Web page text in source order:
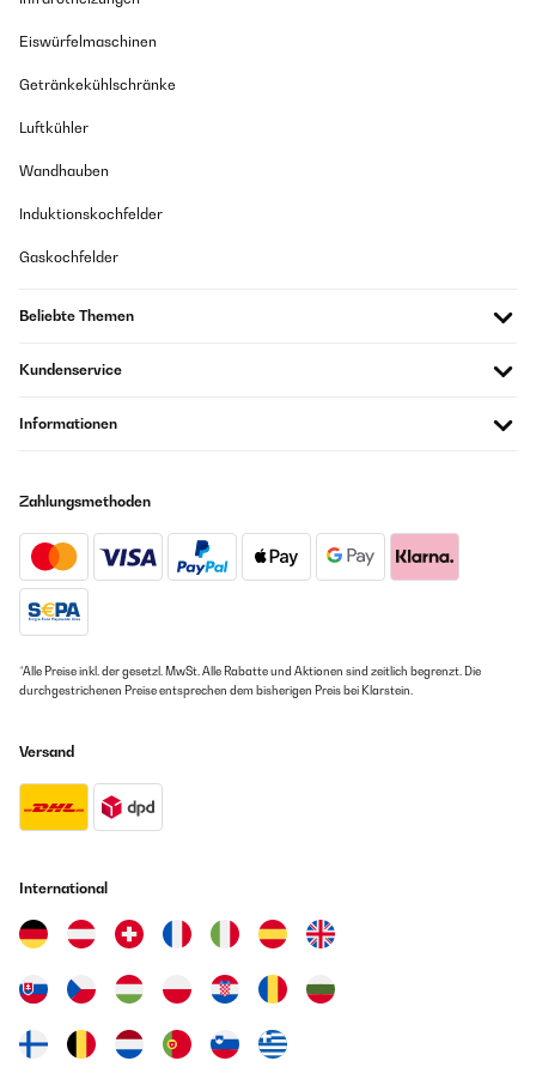
Usuario/a de amazon
Eiswürfelmaschinen
Getränkekühlschränke
Luftkühler
Wandhauben
Induktionskochfelder
Gaskochfelder
Beliebte Themen
Kundenservice
Informationen
Zahlungsmethoden
*Alle Preise inkl. der gesetzl. MwSt. Alle Rabatte und Aktionen sind zeitlich begrenzt. Die
durchgestrichenen Preise entsprechen dem bisherigen Preis bei Klarstein.
Versand
International